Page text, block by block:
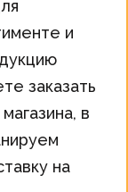
и
заказать
в
на